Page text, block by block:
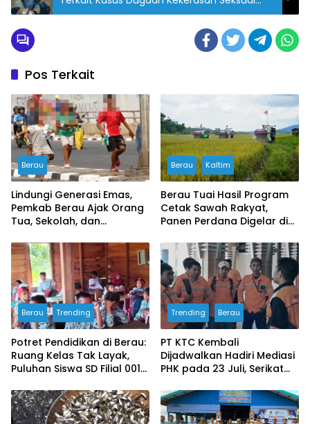
Anak di Berau
Pos Terkait
Berau
Lindungi Generasi Emas,
Pemkab Berau Ajak Orang
Tua, Sekolah, dan
Ruang Aman bagi Anak
Berau Kaltim
Berau Tuai Hasil Program
Cetak Sawah Rakyat,
Panen Perdana Digelar di
Berau Trending
Potret Pendidikan di Berau:
Ruang Kelas Tak Layak,
Puluhan Siswa SD Filial 001
Bangunan Darurat
Trending Berau
PT KTC Kembali
Dijadwalkan Hadiri Mediasi
PHK pada 23 Juli, Serikat
Besar Jika Manajemen
Mangkir Lagi